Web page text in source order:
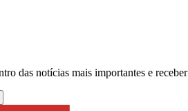
das notícias mais importantes e receber